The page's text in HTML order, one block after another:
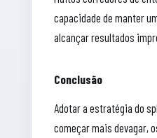
capacidade de manter
alcançar resultados
Conclusão
Adotar a estratégia do
começar mais devagar,